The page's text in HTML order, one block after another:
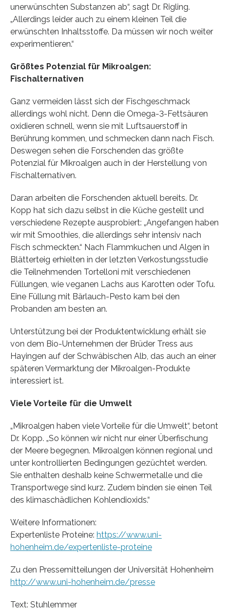
unerwünschten Substanzen ab“, sagt Dr. Rigling.
„Allerdings leider auch zu einem kleinen Teil die
erwünschten Inhaltsstoffe. Da müssen wir noch weiter
experimentieren.“
Größtes Potenzial für Mikroalgen:
Fischalternativen
Ganz vermeiden lässt sich der Fischgeschmack
allerdings wohl nicht. Denn die Omega-3-Fettsäuren
oxidieren schnell, wenn sie mit Luftsauerstoff in
Berührung kommen, und schmecken dann nach Fisch.
Deswegen sehen die Forschenden das größte
Potenzial für Mikroalgen auch in der Herstellung von
Fischalternativen.
Daran arbeiten die Forschenden aktuell bereits. Dr.
Kopp hat sich dazu selbst in die Küche gestellt und
verschiedene Rezepte ausprobiert: „Angefangen haben
wir mit Smoothies, die allerdings sehr intensiv nach
Fisch schmeckten.“ Nach Flammkuchen und Algen in
Blätterteig erhielten in der letzten Verkostungsstudie
die Teilnehmenden Tortelloni mit verschiedenen
Füllungen, wie veganen Lachs aus Karotten oder Tofu.
Eine Füllung mit Bärlauch-Pesto kam bei den
Probanden am besten an.
Unterstützung bei der Produktentwicklung erhält sie
von dem Bio-Unternehmen der Brüder Tress aus
Hayingen auf der Schwäbischen Alb, das auch an einer
späteren Vermarktung der Mikroalgen-Produkte
interessiert ist.
Viele Vorteile für die Umwelt
„Mikroalgen haben viele Vorteile für die Umwelt“, betont
Dr. Kopp. „So können wir nicht nur einer Überfischung
der Meere begegnen. Mikroalgen können regional und
unter kontrollierten Bedingungen gezüchtet werden.
Sie enthalten deshalb keine Schwermetalle und die
Transportwege sind kurz. Zudem binden sie einen Teil
des klimaschädlichen Kohlendioxids.“
Weitere Informationen:
Expertenliste Proteine: https://www.uni-
hohenheim.de/expertenliste-proteine
Zu den Pressemitteilungen der Universität Hohenheim
http://www.uni-hohenheim.de/presse
Text: Stuhlemmer